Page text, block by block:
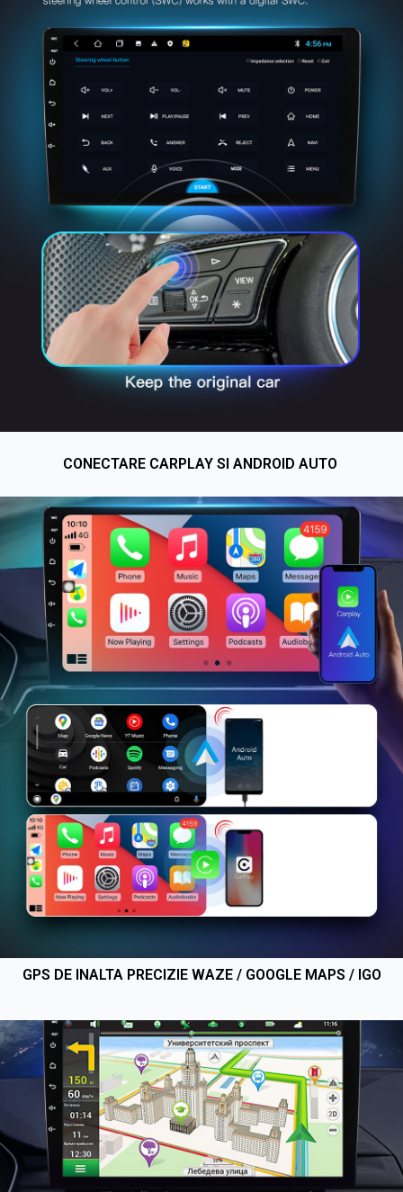
CONECTARE CARPLAY SI ANDROID AUTO
GPS DE INALTA PRECIZIE WAZE / GOOGLE MAPS / IGO